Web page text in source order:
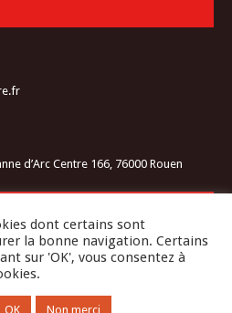
d’Arc Centre 166, 76000 Rouen
dont certains sont
la bonne navigation. Certains
sur 'OK', vous consentez à
OK Non merci